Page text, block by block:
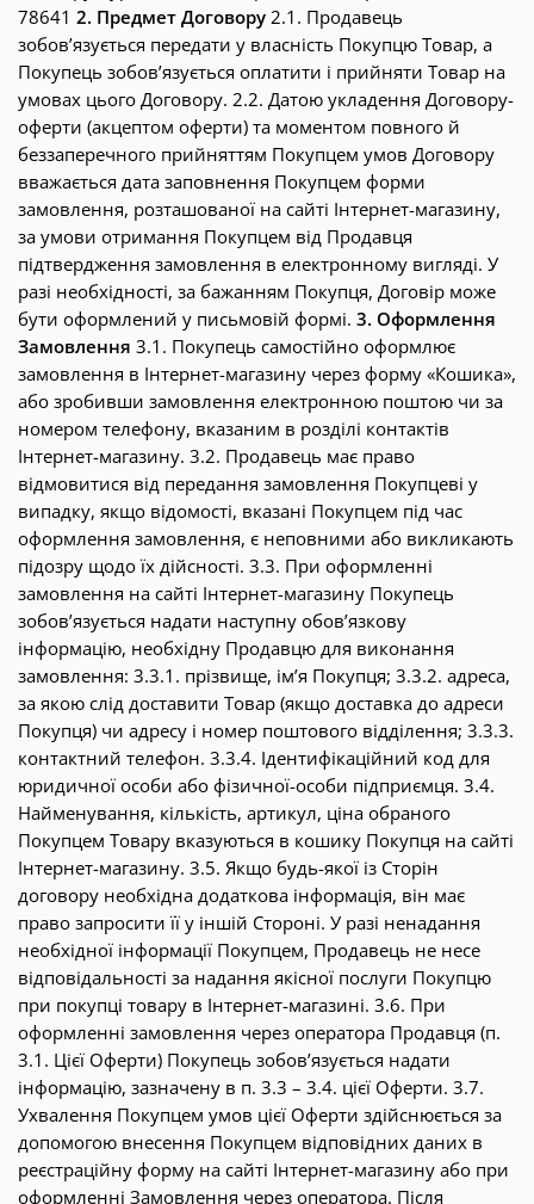
78641 2. Предмет Договору 2.1. Продавець
зобов’язується передати у власність Покупцю Товар, а
Покупець зобов’язується оплатити і прийняти Товар на
умовах цього Договору. 2.2. Датою укладення Договору-
оферти (акцептом оферти) та моментом повного й
беззаперечного прийняттям Покупцем умов Договору
вважається дата заповнення Покупцем форми
замовлення, розташованої на сайті Інтернет-магазину,
за умови отримання Покупцем від Продавця
підтвердження замовлення в електронному вигляді. У
разі необхідності, за бажанням Покупця, Договір може
бути оформлений у письмовій формі. 3. Оформлення
Замовлення 3.1. Покупець самостійно оформлює
замовлення в Інтернет-магазину через форму «Кошика»,
або зробивши замовлення електронною поштою чи за
номером телефону, вказаним в розділі контактів
Інтернет-магазину. 3.2. Продавець має право
відмовитися від передання замовлення Покупцеві у
випадку, якщо відомості, вказані Покупцем під час
оформлення замовлення, є неповними або викликають
підозру щодо їх дійсності. 3.3. При оформленні
замовлення на сайті Інтернет-магазину Покупець
зобов’язується надати наступну обов’язкову
інформацію, необхідну Продавцю для виконання
замовлення: 3.3.1. прізвище, ім’я Покупця; 3.3.2. адреса,
за якою слід доставити Товар (якщо доставка до адреси
Покупця) чи адресу і номер поштового відділення; 3.3.3.
контактний телефон. 3.3.4. Ідентифікаційний код для
юридичної особи або фізичної-особи підприємця. 3.4.
Найменування, кількість, артикул, ціна обраного
Покупцем Товару вказуються в кошику Покупця на сайті
Інтернет-магазину. 3.5. Якщо будь-якої із Сторін
договору необхідна додаткова інформація, він має
право запросити її у іншій Стороні. У разі ненадання
необхідної інформації Покупцем, Продавець не несе
відповідальності за надання якісної послуги Покупцю
при покупці товару в Інтернет-магазині. 3.6. При
оформленні замовлення через оператора Продавця (п.
3.1. Цієї Оферти) Покупець зобов’язується надати
інформацію, зазначену в п. 3.3 – 3.4. цієї Оферти. 3.7.
Ухвалення Покупцем умов цієї Оферти здійснюється за
допомогою внесення Покупцем відповідних даних в
реєстраційну форму на сайті Інтернет-магазину або при
оформленні Замовлення через оператора. Після